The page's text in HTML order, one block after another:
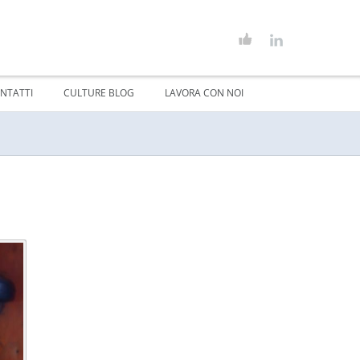
CULTURE BLOG LAVORA CON NOI